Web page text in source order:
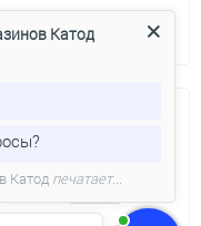
избранное
Катод
Катод печатает...